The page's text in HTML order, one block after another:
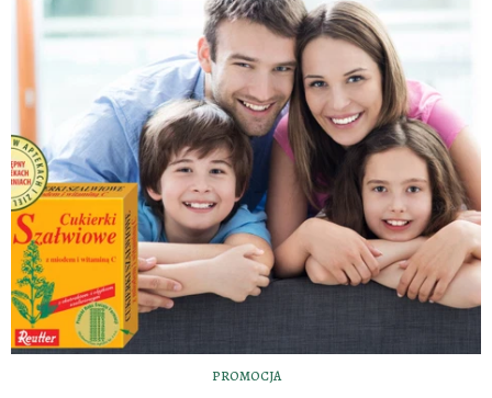
PROMOCJA